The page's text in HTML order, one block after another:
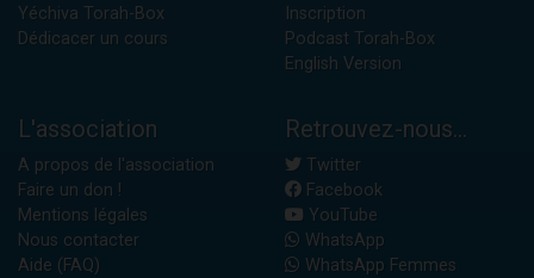
Yéchiva Torah-Box
Dédicacer un cours
Inscription
Podcast Torah-Box
English Version
L'association
A propos de l'association
Faire un don !
Mentions légales
Nous contacter
Aide (FAQ)
Retrouvez-nous...
Twitter
Facebook
YouTube
WhatsApp
WhatsApp Femmes